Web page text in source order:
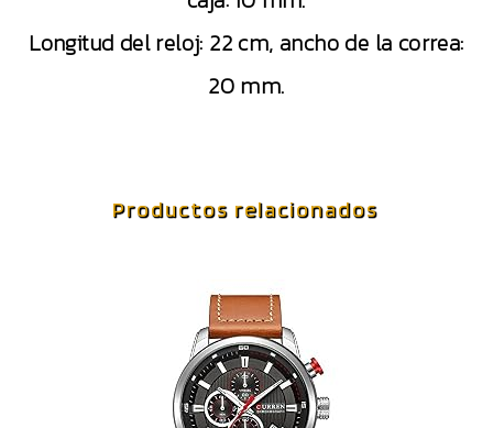
Longitud del reloj: 22 cm, ancho de la correa:
20 mm.
Productos relacionados